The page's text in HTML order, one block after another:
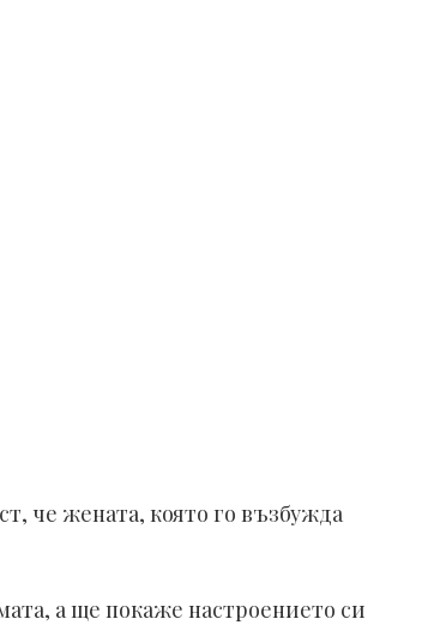
че жената, която го възбужда
а ще покаже настроението си